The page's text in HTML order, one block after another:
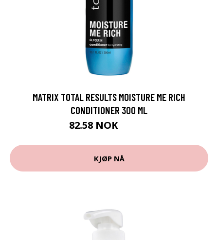
MATRIX TOTAL RESULTS MOISTURE ME RICH
CONDITIONER 300 ML
82.58 NOK
KJØP NÅ